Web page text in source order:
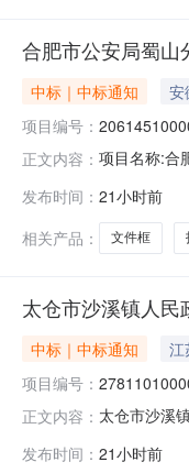
合肥市公安局蜀山
中标｜中标通知 安
项目编号：
正文内容： 项目名称:合
局采购单位
发布时间： 21小时前
相关产品：
文件框
太仓市沙溪镇人
中标｜中标通知 江
项目编号：
正文内容： 太仓市沙溪
划名称:江苏
发布时间： 21小时前